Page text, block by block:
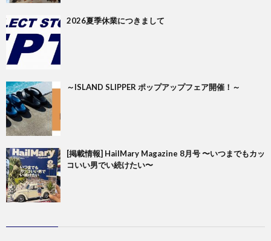
2026夏季休業につきまして
～ISLAND SLIPPER ポップアップフェア開催！～
[掲載情報] HailMary Magazine 8月号 〜いつまでもカッ
コいい男でい続けたい〜